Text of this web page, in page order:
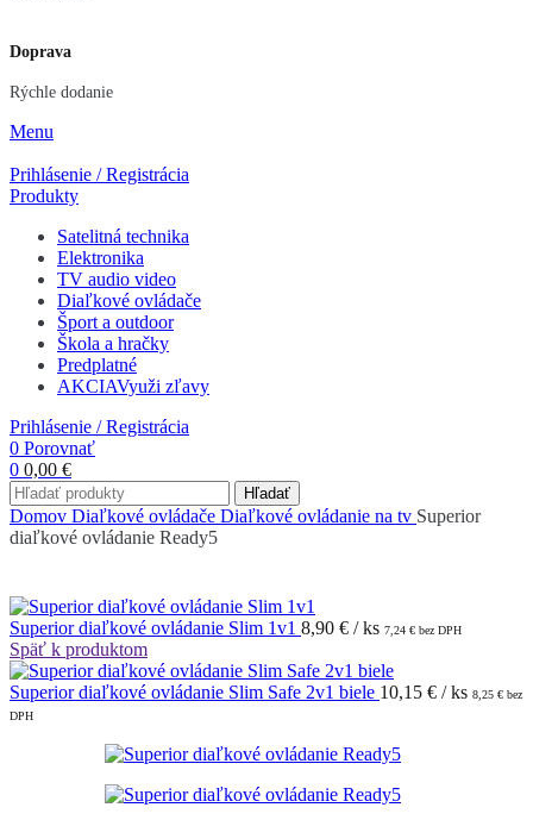
Doprava
Rýchle dodanie
Menu
Prihlásenie / Registrácia
Produkty
Satelitná technika
Elektronika
TV audio video
Diaľkové ovládače
Šport a outdoor
Škola a hračky
Predplatné
AKCIAVyuži zľavy
Prihlásenie / Registrácia
0 Porovnať
0 0,00 €
Hľadať
Domov Diaľkové ovládače Diaľkové ovládanie na tv Superior
diaľkové ovládanie Ready5
Superior diaľkové ovládanie Slim 1v1 8,90 € / ks 7,24 € bez DPH
Späť k produktom
Superior diaľkové ovládanie Slim Safe 2v1 biele 10,15 € / ks 8,25 € bez
DPH